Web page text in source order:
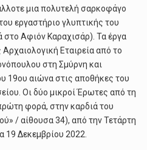
μια πολυτελή σαρκοφάγο
εργαστήριο γλυπτικής του
στο Αφιόν Καραχισάρ). Τα έργα
Εταιρεία από το
στη Σμύρνη και
19ου αιώνα στις αποθήκες του
Οι δύο μικροί Έρωτες από τη
φορά, στην καρδιά του
/ αίθουσα 34), από την Τετάρτη
Δεκεμβρίου 2022.